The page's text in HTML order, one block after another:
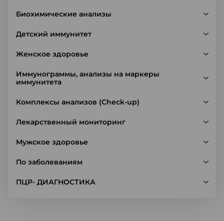
Биохимические анализы
Детский иммунитет
Женское здоровье
Иммунограммы, анализы на маркеры
иммунитета
Комплексы анализов (Check-up)
Лекарственный мониторинг
Мужское здоровье
По заболеваниям
ПЦР- ДИАГНОСТИКА